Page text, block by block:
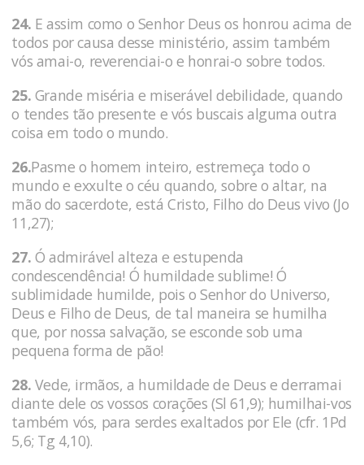
24. E assim como o Senhor Deus os honrou acima de
todos por causa desse ministério, assim também
vós amai-o, reverenciai-o e honrai-o sobre todos.
25. Grande miséria e miserável debilidade, quando
o tendes tão presente e vós buscais alguma outra
coisa em todo o mundo.
26.Pasme o homem inteiro, estremeça todo o
mundo e exxulte o céu quando, sobre o altar, na
mão do sacerdote, está Cristo, Filho do Deus vivo (Jo
11,27);
27. Ó admirável alteza e estupenda
condescendência! Ó humildade sublime! Ó
sublimidade humilde, pois o Senhor do Universo,
Deus e Filho de Deus, de tal maneira se humilha
que, por nossa salvação, se esconde sob uma
pequena forma de pão!
28. Vede, irmãos, a humildade de Deus e derramai
diante dele os vossos corações (Sl 61,9); humilhai-vos
também vós, para serdes exaltados por Ele (cfr. 1Pd
5,6; Tg 4,10).